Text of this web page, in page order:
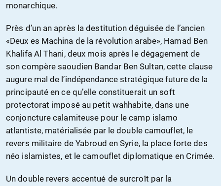
monarchique.
Près d’un an après la destitution déguisée de l’ancien
«Deux es Machina de la révolution arabe», Hamad Ben
Khalifa Al Thani, deux mois après le dégagement de
son compère saoudien Bandar Ben Sultan, cette clause
augure mal de l’indépendance stratégique future de la
principauté en ce qu’elle constituerait un soft
protectorat imposé au petit wahhabite, dans une
conjoncture calamiteuse pour le camp islamo
atlantiste, matérialisée par le double camouflet, le
revers militaire de Yabroud en Syrie, la place forte des
néo islamistes, et le camouflet diplomatique en Crimée.
Un double revers accentué de surcroît par la